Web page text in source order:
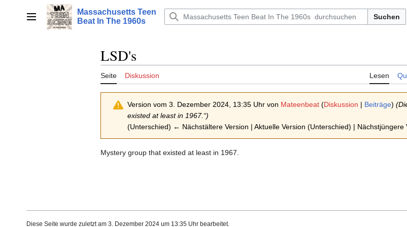
springenHauptmenü
Massachusetts Teen
Beat In The 1960s
Suchen
LSD's
Seite Diskussion Lesen
Version vom 3. Dezember 2024, 13:35 Uhr von Mateenbeat (Diskussion | Beiträge)
existed at least in 1967.“)
(Unterschied) ← Nächstältere Version | Aktuelle Version (Unterschied) |
Mystery group that existed at least in 1967.
Diese Seite wurde zuletzt am 3. Dezember 2024 um 13:35 Uhr bearbeitet.